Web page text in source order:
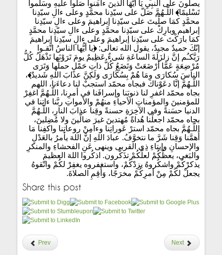
يصلُّونَ على النبِيِ يَا أيُّهَا الذينَ ءامَنوا صَلُّوا عليهِ وسَلّموا
تَسْليمًا﴾ اللّـهُمَّ صَلّ على سيّدِنا محمَّدٍ وعلى ءالِ سيّدِنا
محمَّدٍ كمَا صلّيتَ على سيّدِنا إبراهيمَ وعلى ءالِ سيّدِنا
إبراهيم وبارِكْ على سيّدِنا محمَّدٍ وعلى ءالِ سيّدِنا محمَّدٍ
كمَا بارَكْتَ على سيّدِنا إبراهيمَ وعلى ءالِ سيّدِنا إبراهيمَ
إنّكَ حميدٌ مجيدٌ، يقول الله تعالى:﴿يا أيُّها الناسُ اتَّقـوا
رَبَّكـُم إنَّ زلزَلَةَ الساعَةِ شَىءٌ عَظِيمٌ يومَ تَرَوْنَها تَذْهَلُ كُلُّ
مُرْضِعَةٍ عَمَّا أَرْضَعَتْ وَتَضَعُ كُلُّ ذاتِ حَمْلٍ حملَها وَتَرَى
الناسَ سُكارَى ومَا هُمْ بِسُكَارَى وَلَكِنَّ عذابَ اللهِ شَديدٌ﴾،
اللّـهُمَّ إنَّا دعَوْناكَ فبجاه محمّد استجبْ لنا دعاءَنا، اللهم
بجاه محمّد اغفرِ لنا ذنوبَنا وإسرافَنا في أمرِنا، اللّـهُمَّ اغفِرْ
للمؤمنينَ والمؤمناتِ الأحياءِ منهُمْ والأمواتِ ربَّنا ءاتِنا في
الدنيا حسَنةً وفي الآخِرَةِ حسنةً وقِنا عذابَ النارِ، اللّـهُمَّ
بجاه محمّد اجعلْنا هُداةً مُهتدينَ غيرَ ضالّينَ ولا مُضِلينَ،
اللّـهُمَّ بجاه محمّد استرْ عَوراتِنا وءامِنْ روعاتِنا واكفِنا مَا
أَهمَّنا وَقِنا شَرَّ ما نتخوَّفُ. عبادَ اللهِ إنَّ اللهَ يأمرُ بالعَدْلِ
والإحسانِ وإيتاءِ ذِي القربى وينهى عَنِ الفحشاءِ والمنكرِ
والبَغي، يعظُكُمْ لعلَّكُمْ تذَكَّرون. اذكُروا اللهَ العظيمَ
يذكرْكُمْ واشكُروهُ يزِدْكُمْ، واستغفروه يغفِرْ لكُمْ واتّقوهُ
يجعلْ لكُمْ مِنْ أمرِكُمْ مخرَجًا، وَأَقِمِ الصلاةَ.
Share this post
Prev Next